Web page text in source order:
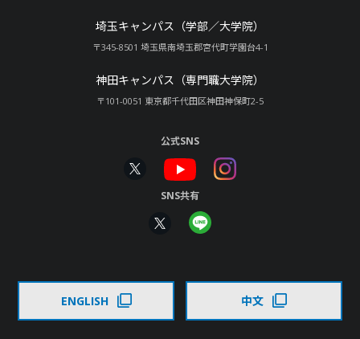
埼玉キャンパス（学部／大学院）
〒345-8501 埼玉県南埼玉郡宮代町学園台4-1
神田キャンパス（専門職大学院）
〒101-0051 東京都千代田区神田神保町2-5
公式SNS
SNS共有
ENGLISH 中文